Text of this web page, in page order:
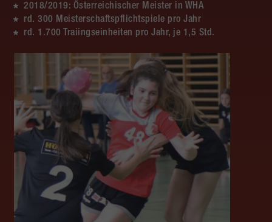
2018/2019: Österreichischer Meister in WHA
rd. 300 Meisterschaftspflichtspiele pro Jahr
rd. 1.700 Traiingseinheiten pro Jahr, je 1,5 Std.